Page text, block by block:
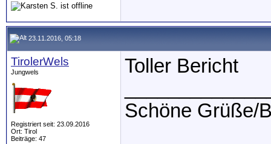
23.11.2016, 05:18
TirolerWels
Jungwels
Registriert seit: 23.09.2016
Ort: Tirol
Beiträge: 47
Toller Bericht
Schöne Grüße/